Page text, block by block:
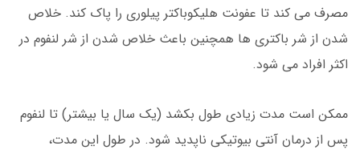
مصرف می کند تا عفونت هلیکوباکتر پیلوری را پاک کند. خلاص
شدن از شر باکتری ها همچنین باعث خلاص شدن از شر لنفوم در
اکثر افراد می شود.
ممکن است مدت زیادی طول بکشد (یک سال یا بیشتر) تا لنفوم
پس از درمان آنتی بیوتیکی ناپدید شود. در طول این مدت،